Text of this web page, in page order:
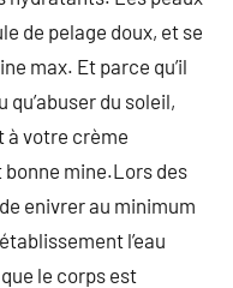
de pelage doux, et se
max. Et parce qu’il
du soleil,
à votre crème
bonne mine.Lors des
enivrer au minimum
l’eau
le corps est